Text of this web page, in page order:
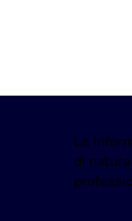
Le
di